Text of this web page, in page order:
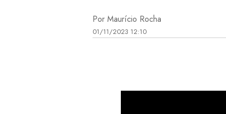
Por Maurício Rocha
01/11/2023 12:10